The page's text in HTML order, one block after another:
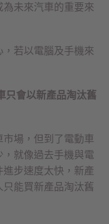
未來汽車的重要來
若以電腦及手機來
只會以新產品淘汰舊
場，但到了電動車
就像過去手機與電
步速度太快，新產
能買新產品淘汰舊